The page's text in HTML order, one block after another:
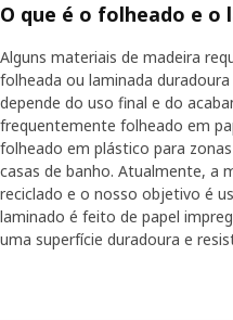
O que é o folheado e o
Alguns materiais de madeira
folheada ou laminada
depende do uso final e do
frequentemente folheado em
folheado em plástico para
casas de banho. Atualmente, a
reciclado e o nosso objetivo é
laminado é feito de papel
uma superfície duradoura e